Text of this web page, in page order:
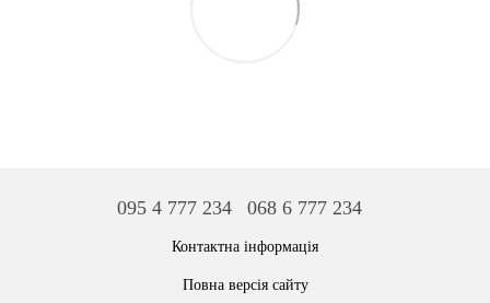
095 4 777 234 068 6 777 234
Контактна інформація
Повна версія сайту